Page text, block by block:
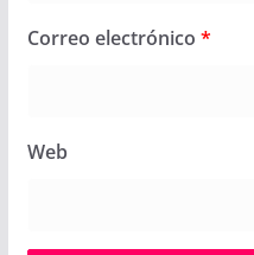
Correo electrónico *
Web